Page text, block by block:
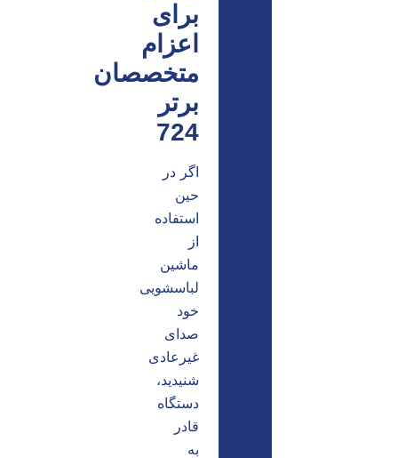
برای
اعزام
متخصصان
برتر
724
اگر در
حین
استفاده
از
ماشین
لباسشویی
خود
صدای
غیرعادی
شنیدید،
دستگاه
قادر
به